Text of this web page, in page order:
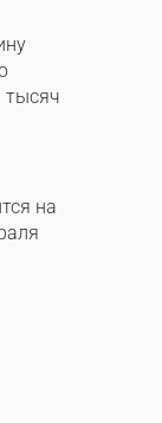
тысяч
на